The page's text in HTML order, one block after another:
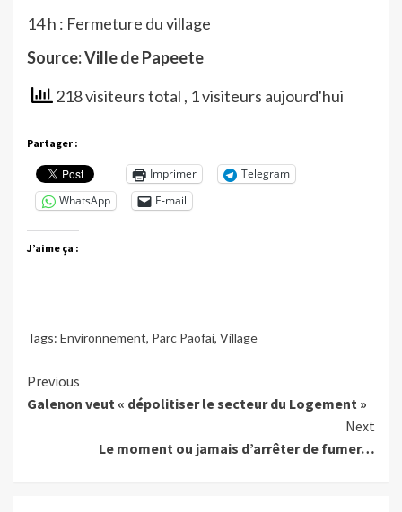
14 h : Fermeture du village
Source: Ville de Papeete
218 visiteurs total , 1 visiteurs aujourd'hui
Partager :
Imprimer
Telegram
WhatsApp
E-mail
J’aime ça :
Tags: Environnement, Parc Paofai, Village
Continue
Reading
Previous
Galenon veut « dépolitiser le secteur du Logement »
Next
Le moment ou jamais d’arrêter de fumer…